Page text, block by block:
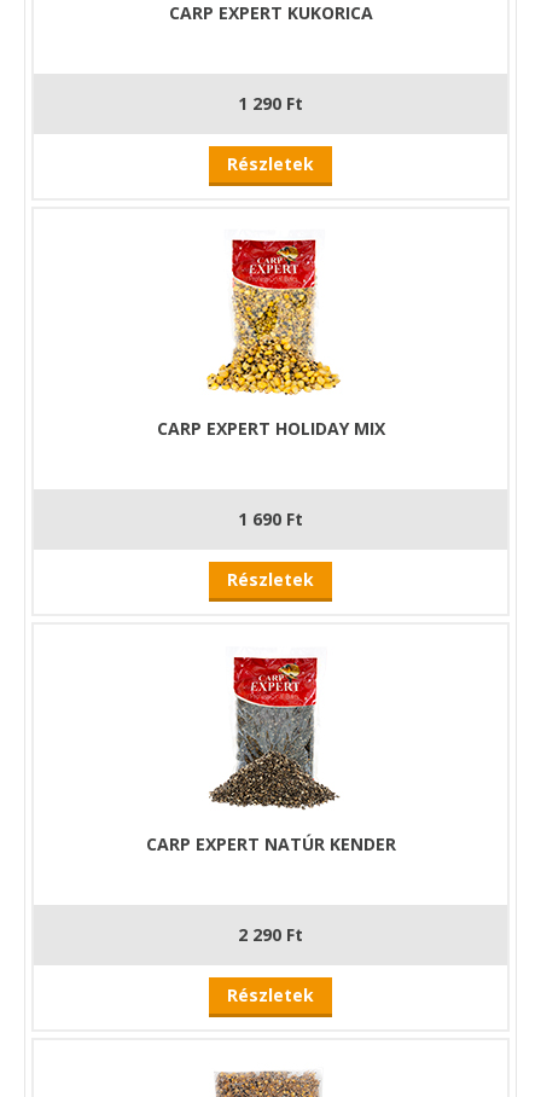
CARP EXPERT KUKORICA
1 290 Ft
Részletek
CARP EXPERT HOLIDAY MIX
1 690 Ft
Részletek
CARP EXPERT NATÚR KENDER
2 290 Ft
Részletek